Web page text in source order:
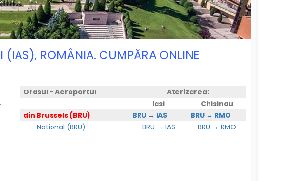
(IAS), ROMÂNIA. CUMPĂRA ONLINE
Orasul - Aeroportul
Aterizarea:
Iasi
Chisinau
din Brussels (BRU)
BRU → IAS
BRU → RMO
- National (BRU)
BRU → IAS BRU → RMO